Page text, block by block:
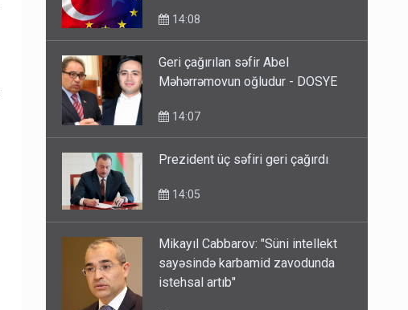
14:08
Geri çağırılan səfir Abel
Məhərrəmovun oğludur - DOSYE
14:07
Prezident üç səfiri geri çağırdı
14:05
Mikayıl Cabbarov: "Süni intellekt
sayəsində karbamid zavodunda
istehsal artıb"